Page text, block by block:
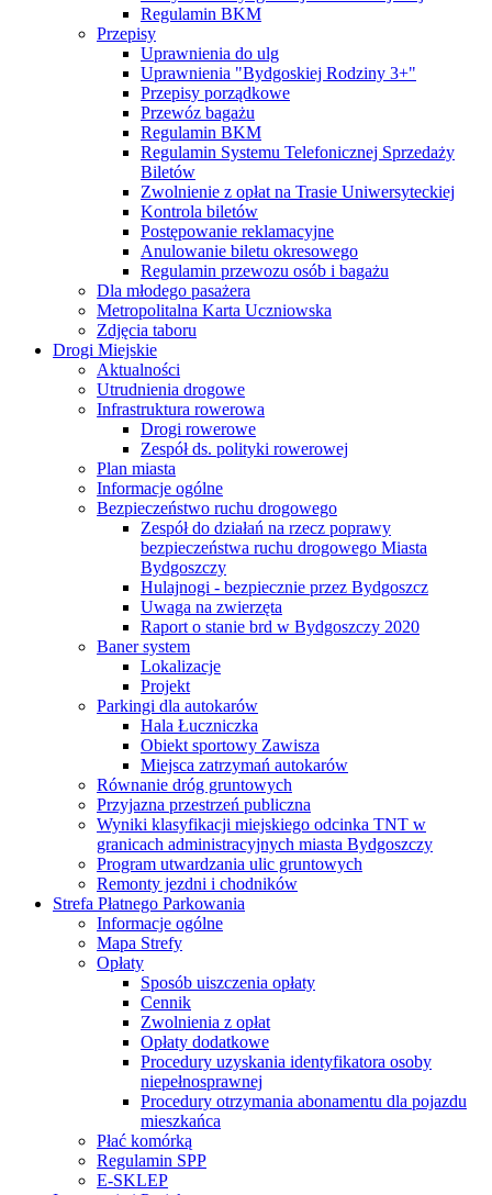
Regulamin BKM
Przepisy
Uprawnienia do ulg
Uprawnienia "Bydgoskiej Rodziny 3+"
Przepisy porządkowe
Przewóz bagażu
Regulamin BKM
Regulamin Systemu Telefonicznej Sprzedaży
Biletów
Zwolnienie z opłat na Trasie Uniwersyteckiej
Kontrola biletów
Postępowanie reklamacyjne
Anulowanie biletu okresowego
Regulamin przewozu osób i bagażu
Dla młodego pasażera
Metropolitalna Karta Uczniowska
Zdjęcia taboru
Drogi Miejskie
Aktualności
Utrudnienia drogowe
Infrastruktura rowerowa
Drogi rowerowe
Zespół ds. polityki rowerowej
Plan miasta
Informacje ogólne
Bezpieczeństwo ruchu drogowego
Zespół do działań na rzecz poprawy
bezpieczeństwa ruchu drogowego Miasta
Bydgoszczy
Hulajnogi - bezpiecznie przez Bydgoszcz
Uwaga na zwierzęta
Raport o stanie brd w Bydgoszczy 2020
Baner system
Lokalizacje
Projekt
Parkingi dla autokarów
Hala Łuczniczka
Obiekt sportowy Zawisza
Miejsca zatrzymań autokarów
Równanie dróg gruntowych
Przyjazna przestrzeń publiczna
Wyniki klasyfikacji miejskiego odcinka TNT w
granicach administracyjnych miasta Bydgoszczy
Program utwardzania ulic gruntowych
Remonty jezdni i chodników
Strefa Płatnego Parkowania
Informacje ogólne
Mapa Strefy
Opłaty
Sposób uiszczenia opłaty
Cennik
Zwolnienia z opłat
Opłaty dodatkowe
Procedury uzyskania identyfikatora osoby
niepełnosprawnej
Procedury otrzymania abonamentu dla pojazdu
mieszkańca
Płać komórką
Regulamin SPP
E-SKLEP